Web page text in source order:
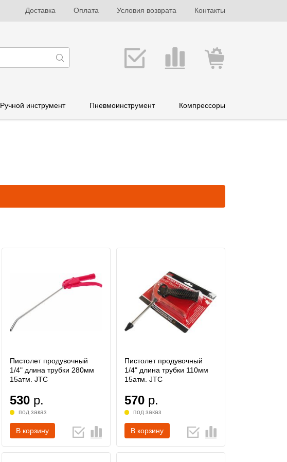
Доставка Оплата Условия возврата Контакты
Ручной инструмент Пневмоинструмент Компрессоры
Пистолет продувочный
1/4" длина трубки 280мм
15атм. JTC
530 р.
под заказ
В корзину
Пистолет продувочный
1/4" длина трубки 110мм
15атм. JTC
570 р.
под заказ
В корзину